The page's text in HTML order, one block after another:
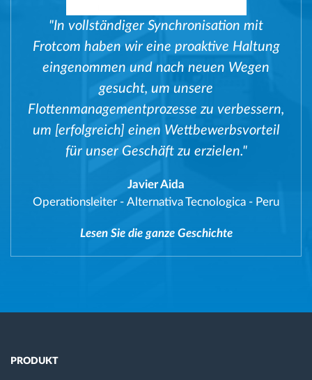
"In vollständiger Synchronisation mit
Frotcom haben wir eine proaktive Haltung
eingenommen und nach neuen Wegen
gesucht, um unsere
Flottenmanagementprozesse zu verbessern,
um [erfolgreich] einen Wettbewerbsvorteil
für unser Geschäft zu erzielen."
Javier Aida
Operationsleiter - Alternativa Tecnologica - Peru
Lesen Sie die ganze Geschichte
PRODUKT